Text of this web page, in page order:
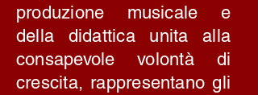
produzione musicale e
della didattica unita alla
consapevole volontà di
crescita, rappresentano gli